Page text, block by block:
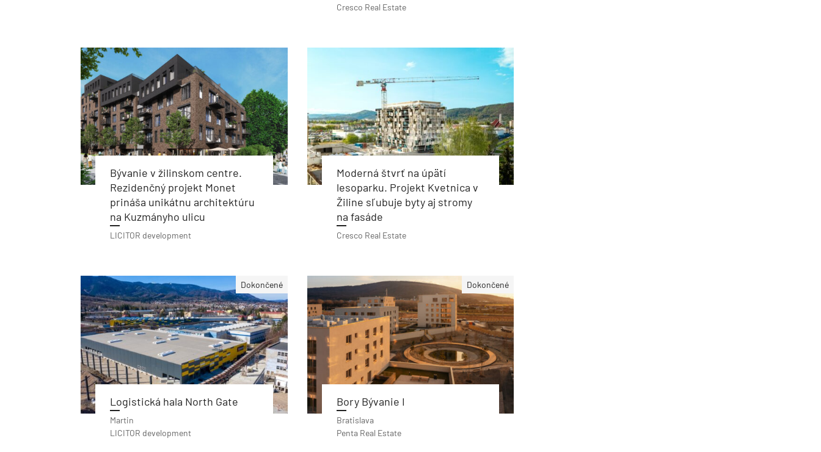
Cresco Real Estate
Bývanie v žilinskom centre.
Rezidenčný projekt Monet
prináša unikátnu architektúru
na Kuzmányho ulicu
LICITOR development
Moderná štvrť na úpätí
lesoparku. Projekt Kvetnica v
Žiline sľubuje byty aj stromy
na fasáde
Cresco Real Estate
Dokončené
Logistická hala North Gate
Martin
LICITOR development
Dokončené
Bory Bývanie I
Bratislava
Penta Real Estate